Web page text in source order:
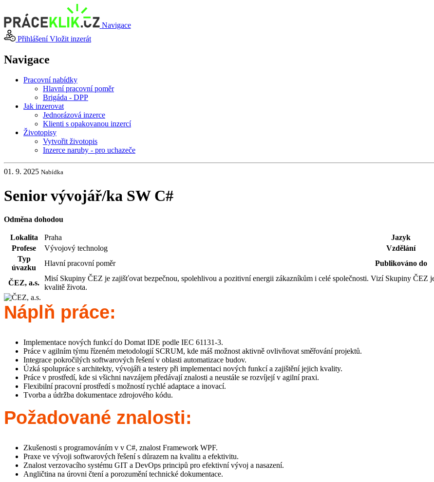
Navigace
PřihlášeníVložit inzerát
Navigace
Pracovní nabídky
Hlavní pracovní poměr
Brigáda - DPP
Jak inzerovat
Jednorázová inzerce
Klienti s opakovanou inzercí
Životopisy
Vytvořit životopis
Inzerce naruby - pro uchazeče
01. 9. 2025 Nabídka
Senior vývojář/ka SW C#
Odměna dohodou
Lokalita Praha Jazyk
Profese
Vývojový technolog Vzdělání
Typ
úvazku
Hlavní pracovní poměr Publikováno do
ČEZ, a.s.
Misí Skupiny ČEZ je zajišťovat bezpečnou, spolehlivou a pozitivní energii zákazníkům i celé společnosti. Vizí Skupiny ČEZ
kvalitě života.
Náplň práce:
Implementace nových funkcí do Domat IDE podle IEC 61131-3.
Práce v agilním týmu řízeném metodologií SCRUM, kde máš možnost aktivně ovlivňovat směřování projektů.
Integrace pokročilých softwarových řešení v oblasti automatizace budov.
Úzká spolupráce s architekty, vývojáři a testery při implementaci nových funkcí a zajištění jejich kvality.
Práce v prostředí, kde si všichni navzájem předávají znalosti a neustále se rozvíjejí v agilní praxi.
Flexibilní pracovní prostředí s možností rychlé adaptace a inovací.
Tvorba a údržba dokumentace zdrojového kódu.
Požadované znalosti:
Zkušenosti s programováním v v C#, znalost Framework WPF.
Praxe ve vývoji softwarových řešení s důrazem na kvalitu a efektivitu.
Znalost verzovacího systému GIT a DevOps principů pro efektivní vývoj a nasazení.
Angličtina na úrovni čtení a porozumění technické dokumentace.